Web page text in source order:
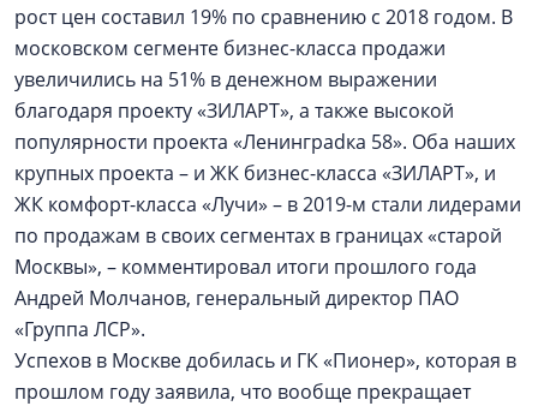
рост цен составил 19% по сравнению с 2018 годом. В
московском сегменте бизнес-класса продажи
увеличились на 51% в денежном выражении
благодаря проекту «ЗИЛАРТ», а также высокой
популярности проекта «Ленинграdка 58». Оба наших
крупных проекта – и ЖК бизнес-класса «ЗИЛАРТ», и
ЖК комфорт-класса «Лучи» – в 2019-м стали лидерами
по продажам в своих сегментах в границах «старой
Москвы», – комментировал итоги прошлого года
Андрей Молчанов, генеральный директор ПАО
«Группа ЛСР».
Успехов в Москве добилась и ГК «Пионер», которая в
прошлом году заявила, что вообще прекращает